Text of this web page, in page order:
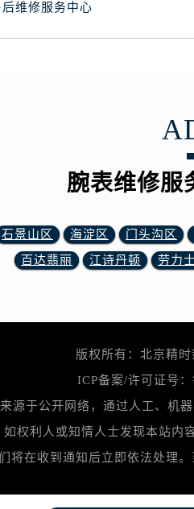
腕表网售后服务中心（需提前预
华路腕表网售后服务中心（需提
大街腕表网售后服务中心（需提
与康庄路交叉口腕表网售后服务
腕表网售后服务中心（需提前预
表网售后服务中心（需提前预约
腕表网售后服务中心（需提前预
南大街腕表网售后服务中心（需
表网售后服务中心（需提前预约
表网售后服务中心（需提前预约
表网售后服务中心（需提前预约
维修服务中心
腕表维修服
石景山区 海淀区 门头沟区
百达翡丽
江诗丹顿 劳力
版权所有：北京精
ICP备案/许可证号：
源于公开网络，通过人工、
权利人或知情人士发现本站
将在收到通知后立即依法处理